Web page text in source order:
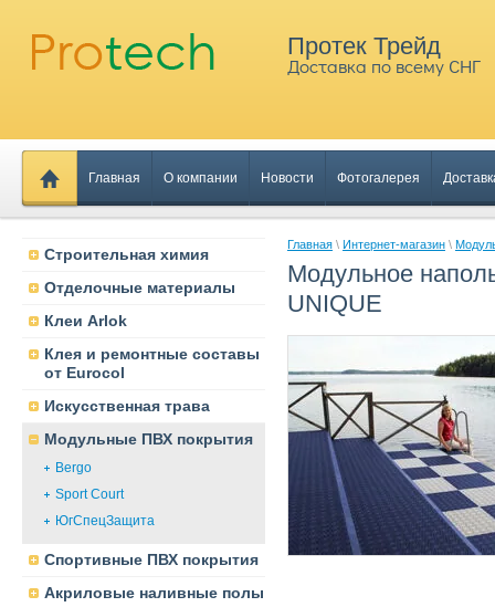
Протек Трейд
Доставка по всему СНГ
Главная О компании Новости Фотогалерея
Строительная химия
Отделочные материалы
Клеи Arlok
Клея и ремонтные составы
от Eurocol
Искусственная трава
Модульные ПВХ покрытия
Bergo
Sport Court
ЮгСпецЗащита
Спортивные ПВХ покрытия
Акриловые наливные полы
Главная \ Интернет-магазин \
Модульное
UNIQUE